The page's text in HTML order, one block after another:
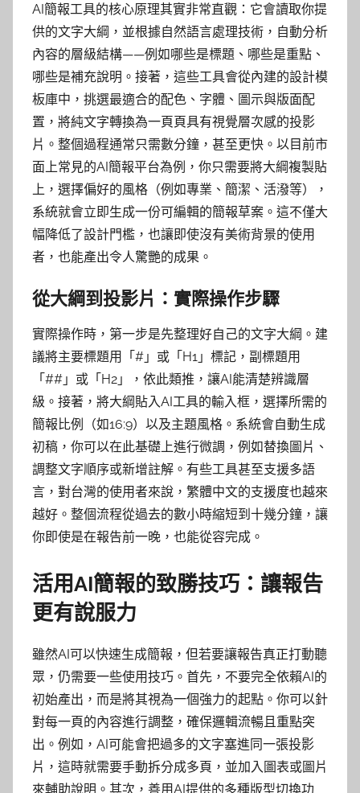
AI簡報工具的核心原理其實非常直觀：它會讀取你提
供的文字大綱，並根據自然語言處理技術，自動分析
內容的層級結構——例如哪些是標題、哪些是重點、
哪些是補充說明。接著，這些工具會從內建的設計模
板庫中，挑選最適合的配色、字體、圖示與版面配
置，將純文字轉換為一頁頁具有視覺層次感的投影
片。整個過程通常只需數分鐘，甚至更快。以目前市
面上常見的AI簡報平台為例，你只需要將大綱複製貼
上，選擇偏好的風格（例如專業、簡潔、活潑等），
系統就會立即生成一份可編輯的簡報草案。這不僅大
幅降低了設計門檻，也讓即使沒有美術背景的使用
者，也能產出令人驚艷的成果。
從大綱到投影片：實際操作步驟
實際操作時，第一步是先整理好自己的文字大綱。建
議將主要標題用「#」或「H1」標記，副標題用
「##」或「H2」，依此類推，讓AI能清楚辨識層
級。接著，將大綱貼入AI工具的輸入框，選擇所需的
簡報比例（如16:9）以及主題風格。系統會自動生成
初稿，你可以在此基礎上進行微調，例如替換圖片、
調整文字順序或新增註解。有些工具甚至支援多語
言，對台灣的使用者來說，繁體中文的支援度也越來
越好。整個流程從過去的數小時縮短到十幾分鐘，讓
你即使是在報告前一晚，也能從容完成。
活用AI簡報的致勝技巧：讓報告
更有說服力
雖然AI可以快速生成簡報，但若要讓報告真正打動聽
眾，仍需要一些使用技巧。首先，不要完全依賴AI的
初始產出，而是將其視為一個強力的起點。你可以針
對每一頁的內容進行調整，確保邏輯流暢且重點突
出。例如，AI可能會把過多的文字塞進同一張投影
片，這時就需要手動拆分成多頁，並加入圖表或圖片
來輔助說明。其次，善用AI提供的多種版型切換功